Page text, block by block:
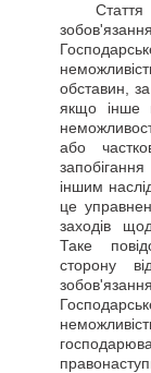
Стаття
обставин,
якщо інше
або
іншим
це
заходів
Таке
сторону